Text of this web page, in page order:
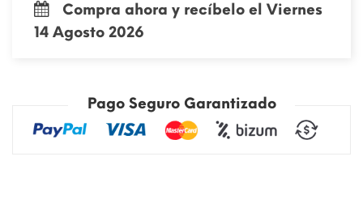
Compra ahora y recíbelo el Viernes
14 Agosto 2026
Pago Seguro Garantizado